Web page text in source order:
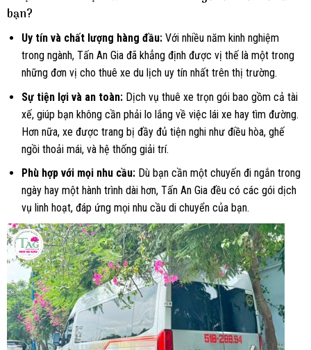
bạn?
Uy tín và chất lượng hàng đầu:Với nhiều năm kinh nghiệm
trong ngành, Tấn An Gia đã khẳng định được vị thế là một trong
những đơn vị cho thuê xe du lịch uy tín nhất trên thị trường.
Sự tiện lợi và an toàn:Dịch vụ thuê xe trọn gói bao gồm cả tài
xế, giúp bạn không cần phải lo lắng về việc lái xe hay tìm đường.
Hơn nữa, xe được trang bị đầy đủ tiện nghi như điều hòa, ghế
ngồi thoải mái, và hệ thống giải trí.
Phù hợp với mọi nhu cầu:Dù bạn cần một chuyến đi ngắn trong
ngày hay một hành trình dài hơn, Tấn An Gia đều có các gói dịch
vụ linh hoạt, đáp ứng mọi nhu cầu di chuyển của bạn.